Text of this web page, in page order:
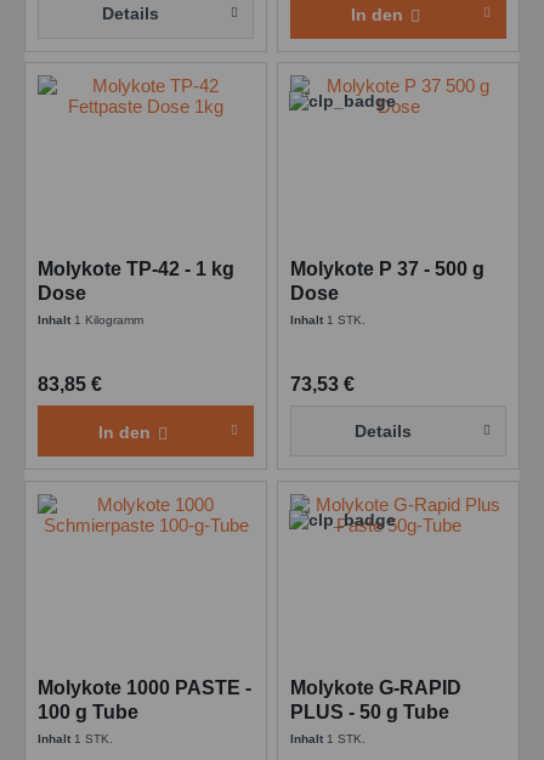
Details In den
Molykote TP-42 - 1 kg
Dose
Inhalt 1 Kilogramm
83,85 €
In den
Molykote P 37 - 500 g
Dose
Inhalt 1 STK.
73,53 €
Details
Molykote 1000 PASTE -
100 g Tube
Inhalt 1 STK.
Molykote G-RAPID
PLUS - 50 g Tube
Inhalt 1 STK.